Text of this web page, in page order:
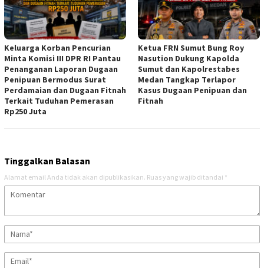
Keluarga Korban Pencurian
Minta Komisi III DPR RI Pantau
Penanganan Laporan Dugaan
Penipuan Bermodus Surat
Perdamaian dan Dugaan Fitnah
Terkait Tuduhan Pemerasan
Rp250 Juta
Ketua FRN Sumut Bung Roy
Nasution Dukung Kapolda
Sumut dan Kapolrestabes
Medan Tangkap Terlapor
Kasus Dugaan Penipuan dan
Fitnah
Tinggalkan Balasan
Alamat email Anda tidak akan dipublikasikan. Ruas yang wajib ditandai *